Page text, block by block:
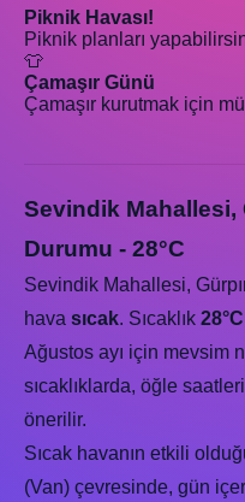
Piknik Havası!
Piknik planları
👕
Çamaşır Günü
Çamaşır kurutmak için
Sevindik Mahallesi,
Durumu - 28°C
Sevindik Mahallesi,
hava sıcak. Sıcaklık 28°C
Ağustos ayı için mevsim
sıcaklıklarda, öğle
önerilir.
Sıcak havanın etkili
(Van) çevresinde, gün